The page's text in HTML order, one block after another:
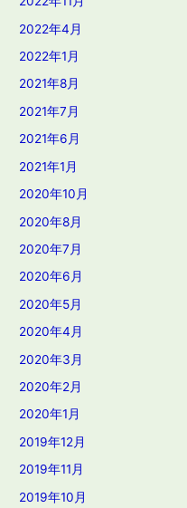
2022年4月
2022年1月
2021年8月
2021年7月
2021年6月
2021年1月
2020年10月
2020年8月
2020年7月
2020年6月
2020年5月
2020年4月
2020年3月
2020年2月
2020年1月
2019年12月
2019年11月
2019年10月